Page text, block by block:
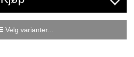
Velg varianter...